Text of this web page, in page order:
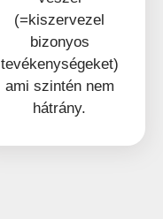
(=kiszervezel
bizonyos
tevékenységeket)
ami szintén nem
hátrány.